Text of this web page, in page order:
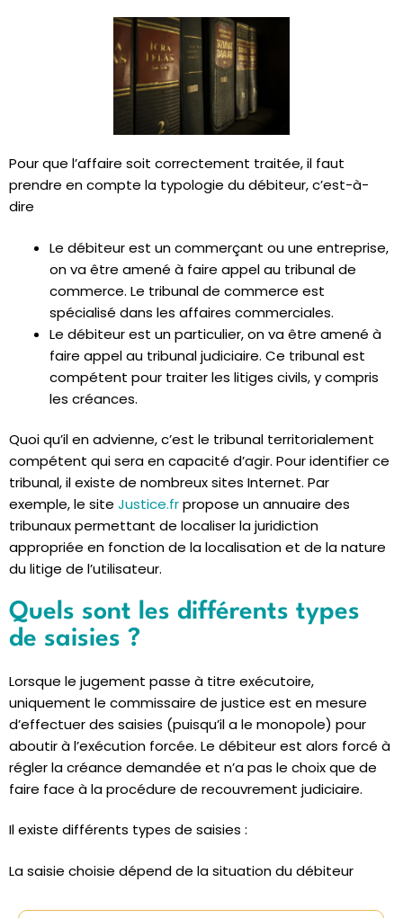
Pour que l’affaire soit correctement traitée, il faut
prendre en compte la typologie du débiteur, c’est-à-
dire
Le débiteur est un commerçant ou une entreprise,
on va être amené à faire appel au tribunal de
commerce. Le tribunal de commerce est
spécialisé dans les affaires commerciales.
Le débiteur est un particulier,on va être amené à
faire appel au tribunal judiciaire. Ce tribunal est
compétent pour traiter les litiges civils, y compris
les créances.
Quoi qu’il en advienne, c’est le tribunal territorialement
compétent qui sera en capacité d’agir. Pour identifier ce
tribunal, il existe de nombreux sites Internet. Par
exemple, le site Justice.frpropose un annuaire des
tribunaux permettant de localiser la juridiction
appropriée en fonction de la localisation et de la nature
du litige de l’utilisateur.
Quels sont les différents types
de saisies ?
Lorsque le jugement passe à titre exécutoire,
uniquement le commissaire de justice est en mesure
d’effectuer des saisies (puisqu’il a le monopole) pour
aboutir à l’exécution forcée. Le débiteur est alors forcé à
régler la créance demandée et n’a pas le choix que de
faire face à la procédure de recouvrement judiciaire.
Il existe différents types de saisies :
La saisie choisie dépend de la situation du débiteur